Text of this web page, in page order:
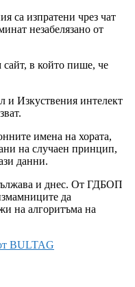
са изпратени чрез чат
незабелязано от
в който пише, че
и Изкуствения интелект
имена на хората,
на случаен принцип,
данни.
и днес. От ГДБОП
да
на алгоритъма на